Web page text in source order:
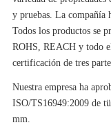
y pruebas. La compañía
Todos los productos se
ROHS, REACH y todo
certificación de tres
Nuestra empresa ha
ISO/TS16949:2009 de
mm.